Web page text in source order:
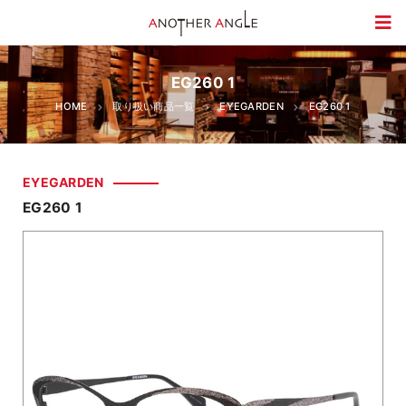
EG260 1
HOME 取り扱い商品一覧 EYEGARDEN EG260 1
EYEGARDEN
EG260 1